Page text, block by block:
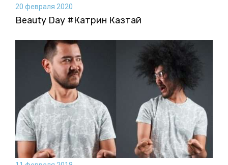
20 февраля 2020
Beauty Day #Катрин Казтай